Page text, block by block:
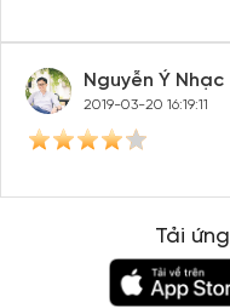
Nguyễn Ý Nhạc
2019-03-20 16:19:11
Tải